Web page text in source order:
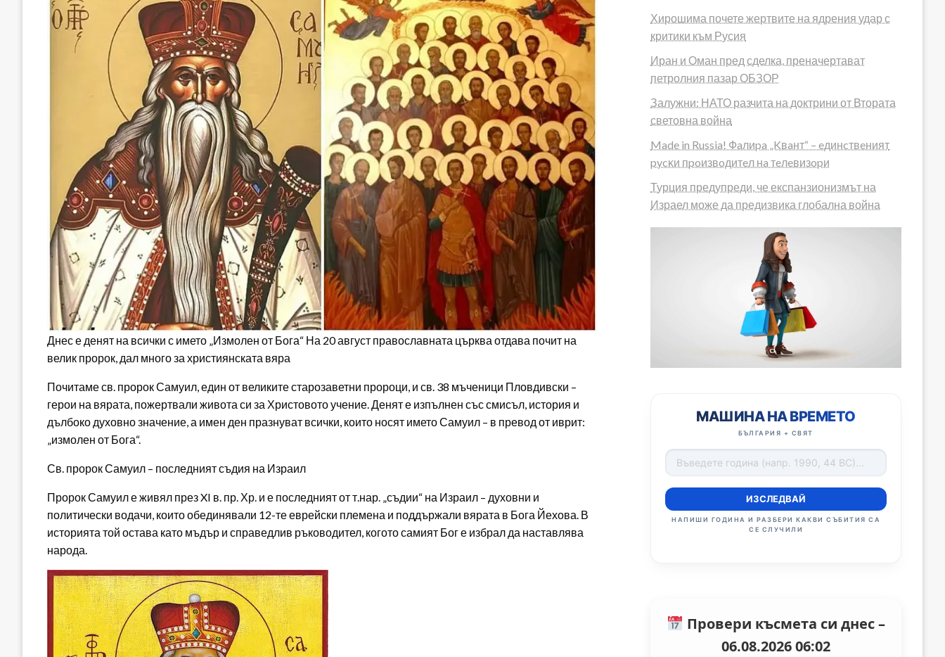
Днес е денят на всички с името „Измолен от Бога“ На 20 август православната църква отдава почит на
велик пророк, дал много за християнската вяра
Почитаме св. пророк Самуил, един от великите старозаветни пророци, и св. 38 мъченици Пловдивски –
герои на вярата, пожертвали живота си за Христовото учение. Денят е изпълнен със смисъл, история и
дълбоко духовно значение, а имен ден празнуват всички, които носят името Самуил – в превод от иврит:
„измолен от Бога“.
Св. пророк Самуил – последният съдия на Израил
Пророк Самуил е живял през XI в. пр. Хр. и е последният от т.нар. „съдии“ на Израил – духовни и
политически водачи, които обединявали 12-те еврейски племена и поддържали вярата в Бога Йехова. В
историята той остава като мъдър и справедлив ръководител, когото самият Бог е избрал да наставлява
народа.
Хирошима почете жертвите на ядрения удар с
критики към Русия
Иран и Оман пред сделка, преначертават
петролния пазар ОБЗОР
Залужни: НАТО разчита на доктрини от Втората
световна война
Made in Russia! Фaлиpa „Kвaнт“ – eдинcтвeният
pycĸи пpoизвoдитeл нa тeлeвизopи
Турция предупреди, че експанзионизмът на
Израел може да предизвика глобална война
МАШИНА НА ВРЕМЕТО
БЪЛГАРИЯ + СВЯТ
ИЗСЛЕДВАЙ
НАПИШИ ГОДИНА И РАЗБЕРИ КАКВИ СЪБИТИЯ СА
СЕ СЛУЧИЛИ
Провери късмета си днес –
06.08.2026 06:02